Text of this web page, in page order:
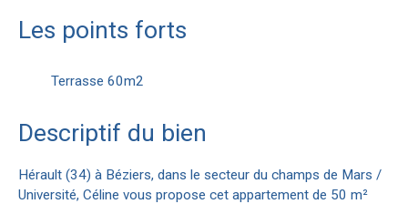
Les points forts
Terrasse 60m2
Descriptif du bien
Hérault (34) à Béziers, dans le secteur du champs de Mars /
Université, Céline vous propose cet appartement de 50 m²